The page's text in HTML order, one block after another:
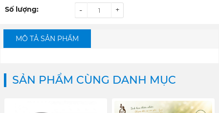
Số lượng: +
-
MÔ TẢ SẢN PHẨM
SẢN PHẨM CÙNG DANH MỤC